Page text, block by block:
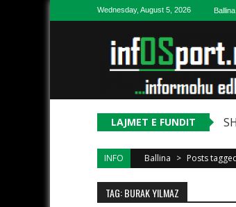
Skip to contentWednesday, August 5, 2026 Ballina
LAJMET E FUNDIT
INFO Ballina > Posts
TAG: BURAK YILMAZ